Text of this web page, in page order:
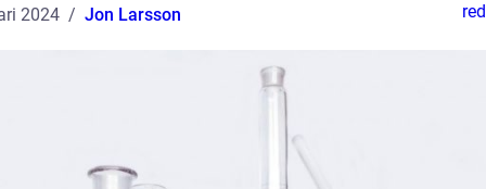
2024 Jon Larsson